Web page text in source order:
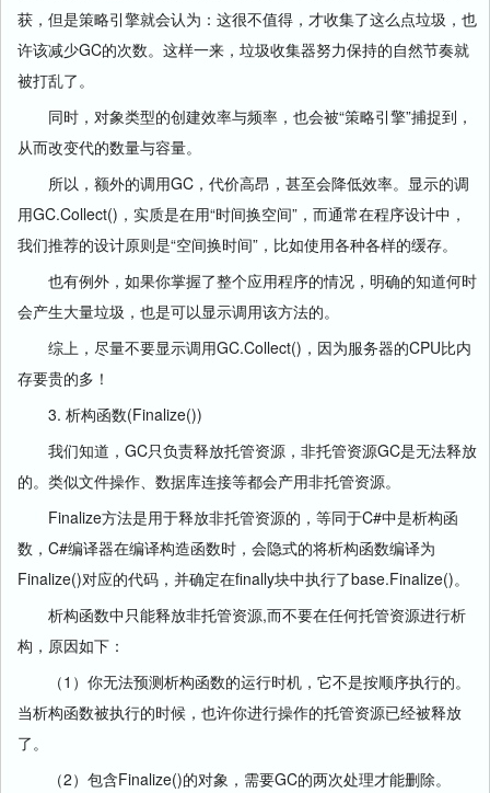
获，但是策略引擎就会认为：这很不值得，才收集了这么点垃圾，也
许该减少GC的次数。这样一来，垃圾收集器努力保持的自然节奏就
被打乱了。
同时，对象类型的创建效率与频率，也会被“策略引擎”捕捉到，
从而改变代的数量与容量。
所以，额外的调用GC，代价高昂，甚至会降低效率。显示的调
用GC.Collect()，实质是在用“时间换空间”，而通常在程序设计中，
我们推荐的设计原则是“空间换时间”，比如使用各种各样的缓存。
也有例外，如果你掌握了整个应用程序的情况，明确的知道何时
会产生大量垃圾，也是可以显示调用该方法的。
综上，尽量不要显示调用GC.Collect()，因为服务器的CPU比内
存要贵的多！
3. 析构函数(Finalize())
我们知道，GC只负责释放托管资源，非托管资源GC是无法释放
的。类似文件操作、数据库连接等都会产用非托管资源。
Finalize方法是用于释放非托管资源的，等同于C#中是析构函
数，C#编译器在编译构造函数时，会隐式的将析构函数编译为
Finalize()对应的代码，并确定在finally块中执行了base.Finalize()。
析构函数中只能释放非托管资源,而不要在任何托管资源进行析
构，原因如下：
（1）你无法预测析构函数的运行时机，它不是按顺序执行的。
当析构函数被执行的时候，也许你进行操作的托管资源已经被释放
了。
（2）包含Finalize()的对象，需要GC的两次处理才能删除。